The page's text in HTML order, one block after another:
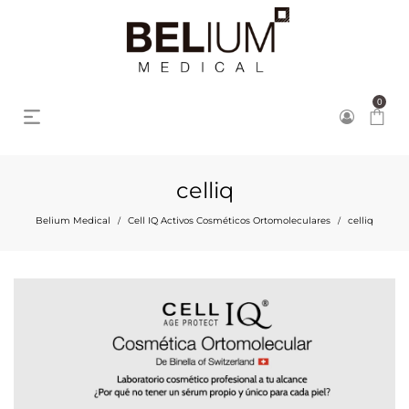
0
celliq
Belium Medical / Cell IQ Activos Cosméticos Ortomoleculares / celliq